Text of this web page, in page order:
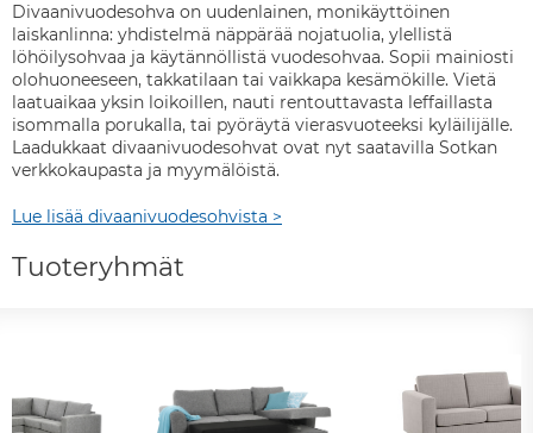
Divaanivuodesohva on uudenlainen, monikäyttöinen
laiskanlinna: yhdistelmä näppärää nojatuolia, ylellistä
löhöilysohvaa ja käytännöllistä vuodesohvaa. Sopii mainiosti
olohuoneeseen, takkatilaan tai vaikkapa kesämökille. Vietä
laatuaikaa yksin loikoillen, nauti rentouttavasta leffaillasta
isommalla porukalla, tai pyöräytä vierasvuoteeksi kyläilijälle.
Laadukkaat divaanivuodesohvat ovat nyt saatavilla Sotkan
verkkokaupasta ja myymälöistä.
Lue lisää divaanivuodesohvista >
Tuoteryhmät